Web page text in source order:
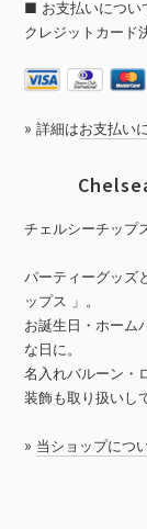
■ お支払いについ
クレジットカード
» 詳細はお支払い
チェルシーチップ
パーティーグッズ
ップス 」。
お誕生日・ホーム
な日に。
名入れバルーン・
装飾も取り扱いし
» 当ショップにつ